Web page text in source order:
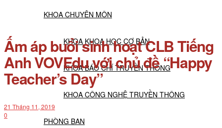
KHOA CHUYÊN MÔN
KHOA KHOA HỌC CƠ BẢN
KHOA BÁO CHÍ TRUYỀN THÔNG
KHOA CÔNG NGHỆ TRUYỀN THÔNG
PHÒNG BAN
Ấm áp buổi sinh hoạt CLB Tiếng
Anh VOVEdu với chủ đề “Happy
Teacher’s Day”
21 Tháng 11, 2019
0